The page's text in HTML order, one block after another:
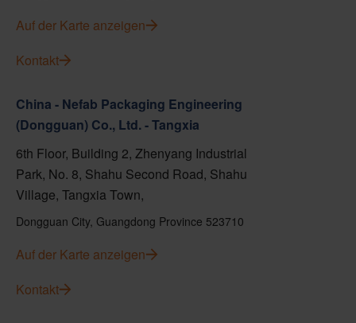
Auf der Karte anzeigen
Kontakt
China - Nefab Packaging Engineering
(Dongguan) Co., Ltd. - Tangxia
6th Floor, Building 2, Zhenyang Industrial
Park, No. 8, Shahu Second Road, Shahu
Village, Tangxia Town,
Dongguan City, Guangdong Province 523710
Auf der Karte anzeigen
Kontakt